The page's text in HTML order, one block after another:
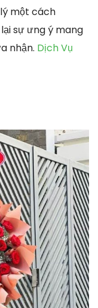
một cách
sự ưng ý mang
nhận. Dịch Vụ